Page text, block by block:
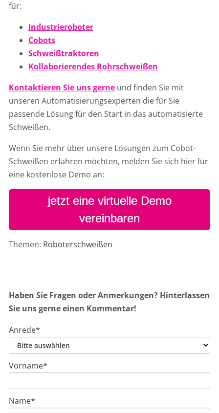
für:
Industrieroboter
Cobots
Schweißtraktoren
Kollaborierendes Rohrschweißen
Kontaktieren Sie uns gerne und finden Sie mit
unseren Automatisierungsexperten die für Sie
passende Lösung für den Start in das automatisierte
Schweißen.
Wenn Sie mehr über unsere Lösungen zum Cobot-
Schweißen erfahren möchten, melden Sie sich hier für
eine kostenlose Demo an:
jetzt eine virtuelle Demo
vereinbaren
Themen: Roboterschweißen
Haben Sie Fragen oder Anmerkungen? Hinterlassen
Sie uns gerne einen Kommentar!
Anrede*
Vorname*
Name*